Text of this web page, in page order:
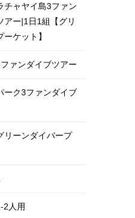
チャヤイ島3ファン
アー|1日1組【グリ
ケット】
ァンダイブツアー
ーク3ファンダイブ
リーンダイバープ
2人用